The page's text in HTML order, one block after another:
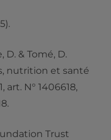
D. & Tomé, D.
nutrition et santé
art. N° 1406618,
Trust